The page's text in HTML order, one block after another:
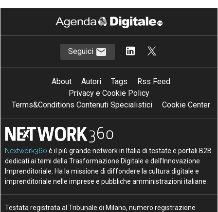
Seguici
About Autori Tags
Rss Feed
Privacy e Cookie Policy
Terms&Conditions Contenuti Specialistici
Cookie Center
Nextwork360 è il più grande network in Italia di testate e portali B2B
dedicati ai temi della Trasformazione Digitale e dell’Innovazione
Imprenditoriale. Ha la missione di diffondere la cultura digitale e
imprenditoriale nelle imprese e pubbliche amministrazioni italiane.
Testata registrata al Tribunale di Milano, numero registrazione